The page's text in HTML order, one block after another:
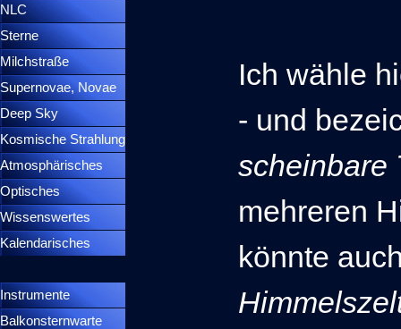
NLC
Sterne
Milchstraße
Supernovae, Novae
Deep Sky
Kosmische Strahlung
Atmosphärisches
Optisches
Wissenswertes
Kalendarisches
Instrumente
Balkonsternwarte
Ich wähle
- und
scheinbare
mehreren
könnte